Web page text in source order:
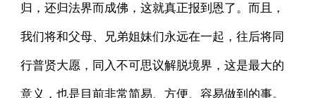
归，还归法界而成佛，这就真正报到恩了。而且，
我们将和父母、兄弟姐妹们永远在一起，往后将同
行普贤大愿，同入不可思议解脱境界，这是最大的
意义，也是目前非常简易、方便、容易做到的事。